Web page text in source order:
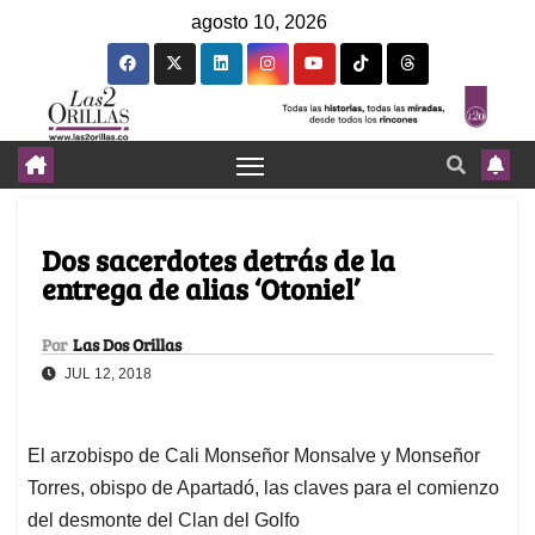
agosto 10, 2026
Dos sacerdotes detrás de la
entrega de alias ‘Otoniel’
Por Las Dos Orillas
JUL 12, 2018
El arzobispo de Cali Monseñor Monsalve y Monseñor
Torres, obispo de Apartadó, las claves para el comienzo
del desmonte del Clan del Golfo